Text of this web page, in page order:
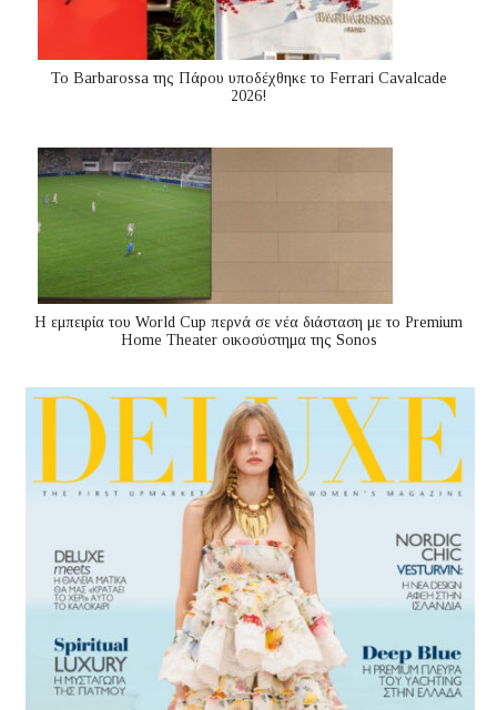
Το Barbarossa της Πάρου υποδέχθηκε το Ferrari Cavalcade
2026!
Η εμπειρία του World Cup περνά σε νέα διάσταση με το Premium
Home Theater οικοσύστημα της Sonos